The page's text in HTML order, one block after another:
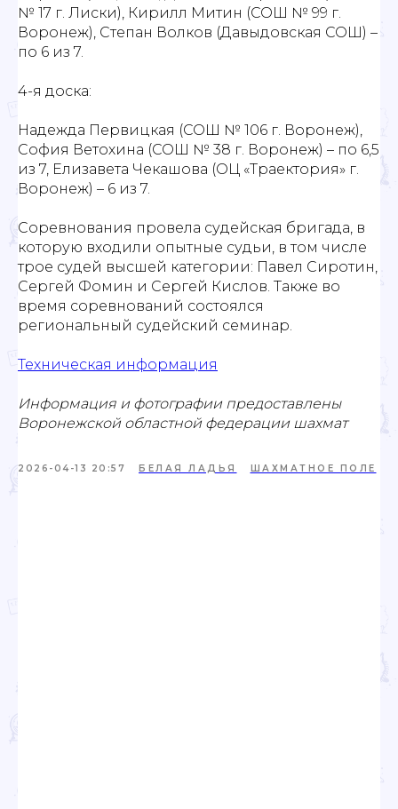
№ 17 г. Лиски), Кирилл Митин (СОШ № 99 г.
Воронеж), Степан Волков (Давыдовская СОШ) –
по 6 из 7.
4-я доска:
Надежда Первицкая (СОШ № 106 г. Воронеж),
София Ветохина (СОШ № 38 г. Воронеж) – по 6,5
из 7, Елизавета Чекашова (ОЦ «Траектория» г.
Воронеж) – 6 из 7.
Соревнования провела судейская бригада, в
которую входили опытные судьи, в том числе
трое судей высшей категории: Павел Сиротин,
Сергей Фомин и Сергей Кислов. Также во
время соревнований состоялся
региональный судейский семинар.
Техническая информация
Информация и фотографии предоставлены
Воронежской областной федерации шахмат
2026-04-13 20:57 БЕЛАЯ ЛАДЬЯ ШАХМАТНОЕ ПОЛЕ